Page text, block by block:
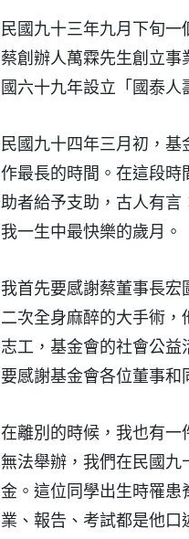
民國九十三年九月下旬
蔡創辦人萬霖先生創立
國六十九年設立「國泰
民國九十四年三月初，
作最長的時間。在這段時
助者給予支助，古人有言
我一生中最快樂的歲月。
我首先要感謝蔡董事長
二次全身麻醉的大手術，
志工，基金會的社會公
要感謝基金會各位董事和
在離別的時候，我也有一
無法舉辦，我們在民國
金。這位同學出生時罹患
業、報告、考試都是他口